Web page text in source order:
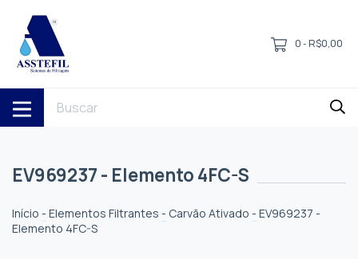
0 - R$0,00
EV969237 - Elemento 4FC-S
Início - Elementos Filtrantes - Carvão Ativado - EV969237 -
Elemento 4FC-S